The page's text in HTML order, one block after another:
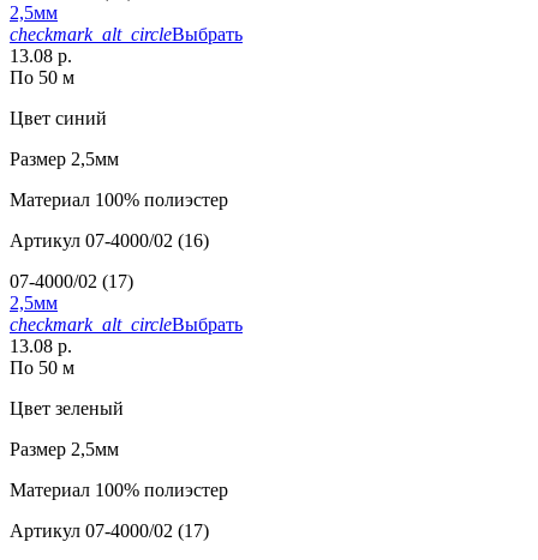
2,5мм
checkmark_alt_circleВыбрать
13.08 р.
По 50 м
Цвет синий
Размер 2,5мм
Материал 100% полиэстер
Артикул 07-4000/02 (16)
07-4000/02 (17)
2,5мм
checkmark_alt_circleВыбрать
13.08 р.
По 50 м
Цвет зеленый
Размер 2,5мм
Материал 100% полиэстер
Артикул 07-4000/02 (17)